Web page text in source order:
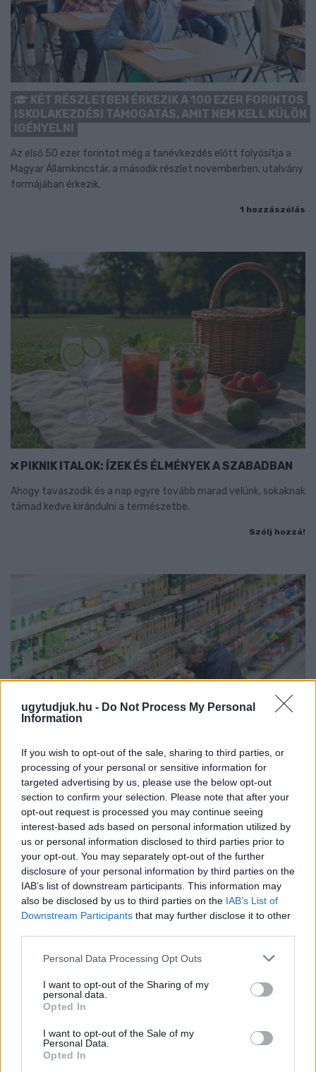
ugytudjuk.hu - Do Not Process My Personal
Information
If you wish to opt-out of the sale, sharing to third parties, or
processing of your personal or sensitive information for
targeted advertising by us, please use the below opt-out
section to confirm your selection. Please note that after your
opt-out request is processed you may continue seeing
interest-based ads based on personal information utilized by
us or personal information disclosed to third parties prior to
your opt-out. You may separately opt-out of the further
disclosure of your personal information by third parties on the
IAB’s list of downstream participants. This information may
also be disclosed by us to third parties on the IAB’s List of
Downstream Participants that may further disclose it to other
Please note that this website/app uses one or more Google
not limited to your visit or usage behaviour. You may click to
grant or deny consent to Google and its third-party tags to
use your data for below specified purposes in below Google
consent section.
Personal Data Processing Opt Outs
I want to opt-out of the Sharing of my
personal data.
Opted In
I want to opt-out of the Sale of my
Personal Data.
Opted In
KÉT RÉSZLETBEN ÉRKEZIK A 100 EZER FORINTOS
ISKOLAKEZDÉSI TÁMOGATÁS, AMIT NEM KELL KÜLÖN
IGÉNYELNI
Az első 50 ezer forintot még a tanévkezdés előtt folyósítja a
Magyar Államkincstár, a második részlet novemberben, utalvány
formájában érkezik.
1 hozzászólás
PIKNIK ITALOK: ÍZEK ÉS ÉLMÉNYEK A SZABADBAN
Ahogy tavaszodik és a nap egyre tovább marad velünk, sokaknak
támad kedve kirándulni a természetbe.
Szólj hozzá!
ÖRÖMHÍR: TÍZ ÉVE NEM VOLT ILYEN ALACSONY AZ
INFLÁCIÓ MAGYARORSZÁGON
Júliusban mindössze 1,2 százalékkal emelkedtek éves
összevetésben a fogyasztói árak, miközben az élelmiszerek ára
már csökkent.
Szólj hozzá!